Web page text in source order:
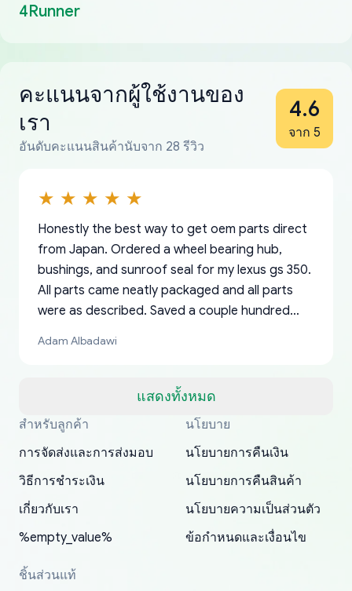
4Runner
คะแนนจากผู้ใช้งานของ
เรา
อันดับคะแนนสินค้านับจาก 28 รีวิว
4.6
จาก 5
แสดงทั้งหมด
Honestly the best way to get oem parts direct
from Japan. Ordered a wheel bearing hub,
bushings, and sunroof seal for my lexus gs 350.
All parts came neatly packaged and all parts
were as described. Saved a couple hundred
a matter of days. Very professional company as
well, I forgot to add my apartment number in
my address and contacted them with the
correct information. They updated my address
promptly. Will 100% be returning to order parts
Adam Albadawi
Thank you, yoshiparts.com for the responsive
customer service and for being a reliable
have ordered from yoshi three times within
2022. The first two orders were received timely
and with no problems. The third order was not
received at all. According to yoshi's shipper, the
parcel was lost somewhere within the U.S.
South Guam
OEM parts at prices that nobody else can beat.
Fast shipping to USA… I’m happy!
P. Ginez
Basically, this is my 6th time ordering parts for
my XRs (which is hard to find these days). Item
19 delays which is understandable, the package
is packed well! More so, I am genuinely happy
about the updates whether the item I added to
my cart is available or not. It's hassle free, I've
had troubles on my previous orders but they
All genuine oem parts all in perfect condition I
have told everyone about this site very reliable
appreciate everything.
Jay W
I am so shocked at good time, all just because
needed parts for making my cars more
mudguards,flares ) area insane good shape for
my VDJ79, thank you yoshi, for caring
packaging and also because i can look for all
parts needed for upgrading from LX to VX
toyota!.
YANAN RAMIREZ GONZALEZ
สำหรับลูกค้า
การจัดส่งและการส่งมอบ
วิธีการชำระเงิน
เกี่ยวกับเรา
%empty_value%
นโยบาย
นโยบายการคืนเงิน
นโยบายการคืนสินค้า
นโยบายความเป็นส่วนตัว
ข้อกำหนดและเงื่อนไข
ชิ้นส่วนแท้